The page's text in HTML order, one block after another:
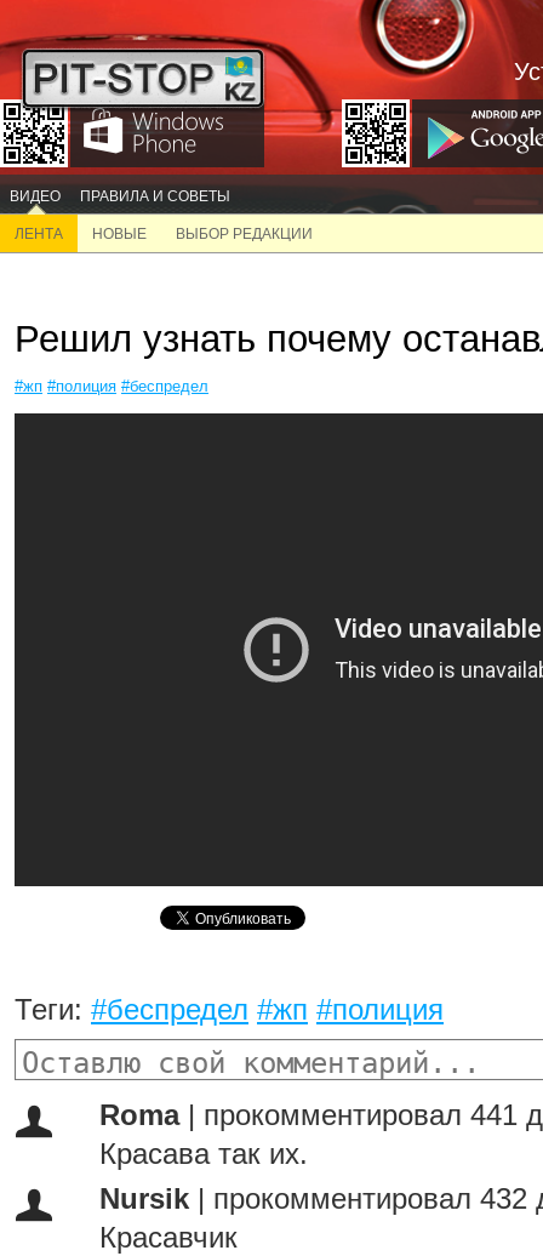
ВИДЕО ПРАВИЛА И СОВЕТЫ
ЛЕНТА НОВЫЕ ВЫБОР РЕДАКЦИИ
Решил узнать почему
#жп #полиция #беспредел
Теги: #беспредел #жп #полиция
Roma| прокомментировал 441
Красава так их.
Nursik| прокомментировал 432
Красавчик